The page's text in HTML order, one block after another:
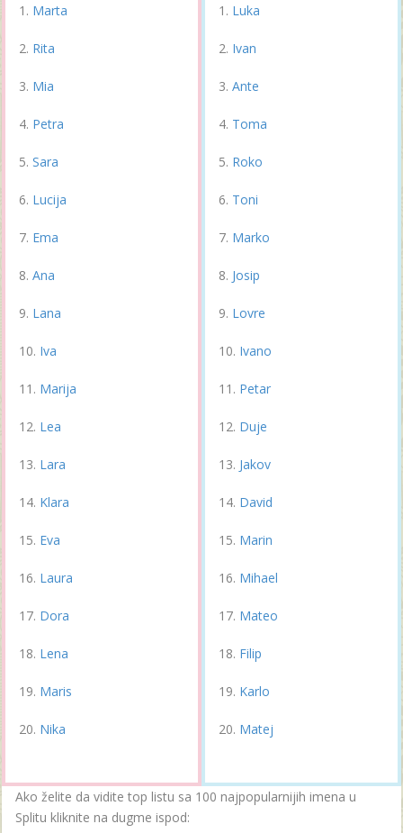
Marta
Rita
Mia
Petra
Sara
Lucija
Ema
Ana
Lana
Iva
Marija
Lea
Lara
Klara
Eva
Laura
Dora
Lena
Maris
Nika
Luka
Ivan
Ante
Toma
Roko
Toni
Marko
Josip
Lovre
Ivano
Petar
Duje
Jakov
David
Marin
Mihael
Mateo
Filip
Karlo
Matej
Ako želite da vidite top listu sa 100 najpopularnijih imena u
Splitu kliknite na dugme ispod: